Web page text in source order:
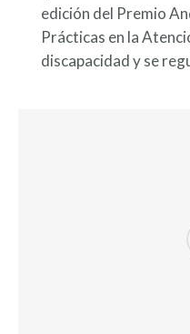
edición del Premio
Prácticas en la
discapacidad y se